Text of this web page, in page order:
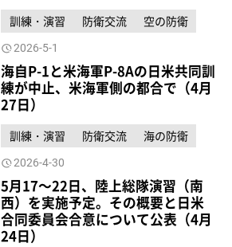
訓練・演習 防衛交流 空の防衛
2026-5-1
海自P-1と米海軍P-8Aの日米共同訓
練が中止、米海軍側の都合で（4月
27日）
訓練・演習 防衛交流 海の防衛
2026-4-30
5月17～22日、陸上総隊演習（南
西）を実施予定。その概要と日米
合同委員会合意について公表（4月
24日）